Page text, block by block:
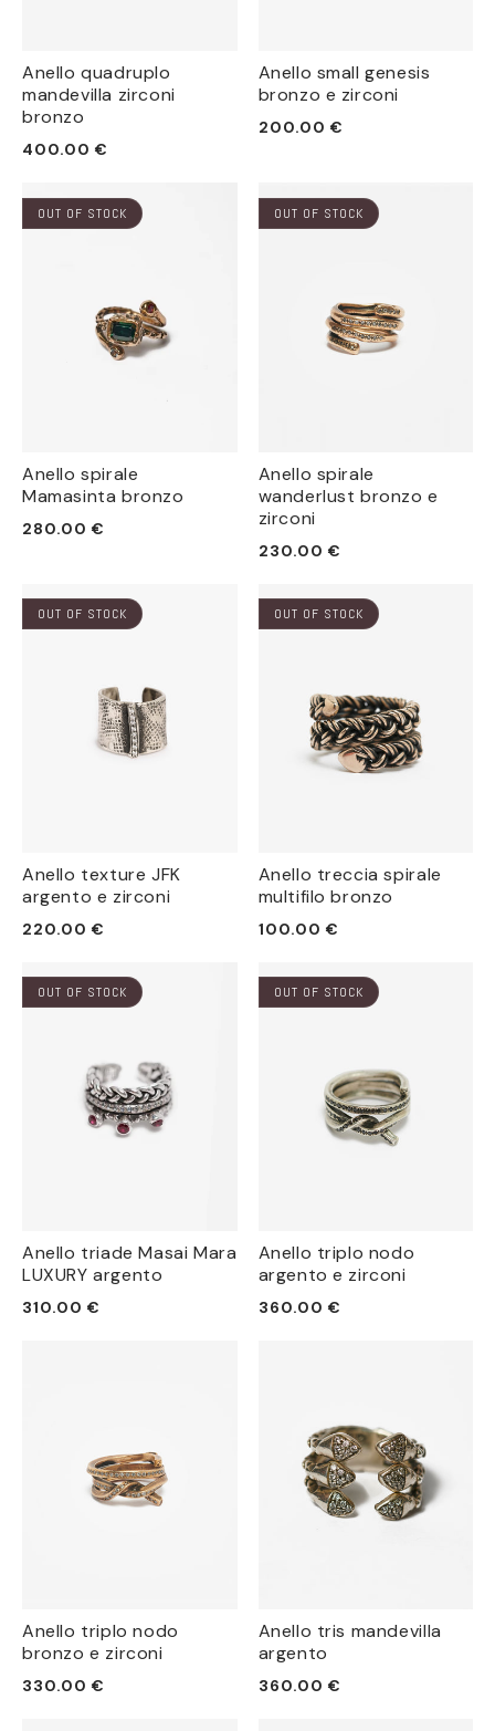
Anello quadruplo
mandevilla zirconi
bronzo
Prezzo
listino
400.00 €
Anello small genesis
bronzo e zirconi
Prezzo
200.00 €
Anello spirale
Mamasinta bronzo
Prezzo
280.00 €
OUT OF STOCK
Anello spirale
wanderlust bronzo e
zirconi
Prezzo
listino
230.00 €
OUT OF STOCK
Anello texture JFK
argento e zirconi
Prezzo
listino
220.00 €
OUT OF STOCK
Anello treccia spirale
multifilo bronzo
Prezzo
listino
100.00 €
OUT OF STOCK
Anello triade Masai Mara
LUXURY argento
Prezzo
310.00 €
OUT OF STOCK
Anello triplo nodo
argento e zirconi
Prezzo
360.00 €
OUT OF STOCK
Anello triplo nodo
bronzo e zirconi
Prezzo
330.00 €
Anello tris mandevilla
argento
Prezzo
360.00 €